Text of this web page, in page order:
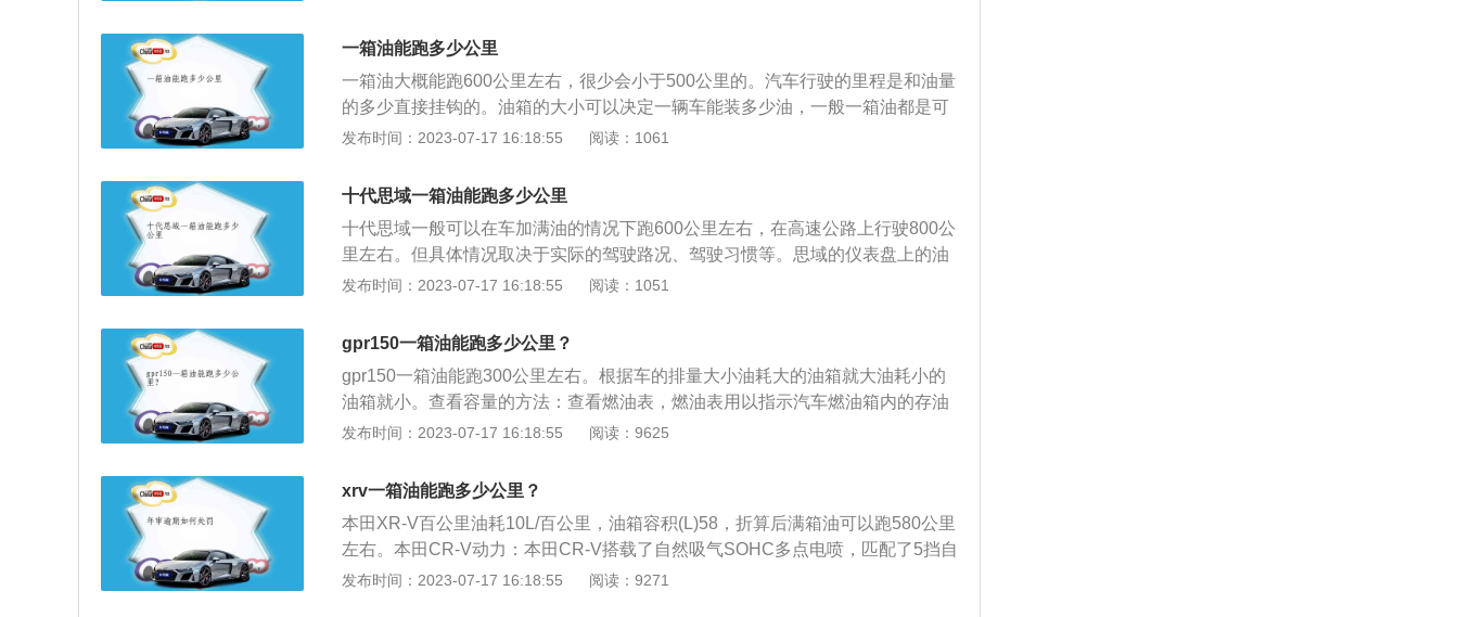
的乡村、城市，那波箱油就应该换得更勤一些。因为如果波箱油变脏，就会增加
阻力，从而增加汽车的油耗。
一箱油能跑多少公里
一箱油大概能跑600公里左右，很少会小于500公里的。汽车行驶的里程是和油量
的多少直接挂钩的。油箱的大小可以决定一辆车能装多少油，一般一箱油都是可
以行驶500公里以上的。看排量和道路，一般私家车排量1.6L，油箱容量在40-50
箱一般能300-400公里。如果跑郊区或高速的，基本上能跑600、700公里以上。
2、要看汽车运行的线路条件（曲线、坡度等），曲线半径小，损耗大，油耗就
会提高，能运行的公里数就要下降，同样，如果线路坡度大，或者是山区铁路，
频繁上坡下坡，油耗也会比在平原地区增加很多。
发布时间：2023-07-17 16:18:55 阅读：1061
十代思域一箱油能跑多少公里
十代思域一般可以在车加满油的情况下跑600公里左右，在高速公路上行驶800公
里左右。但具体情况取决于实际的驾驶路况、驾驶习惯等。思域的仪表盘上的油
灯亮，是在油箱的油低于10升以后，一般是在8升左右的时候。所以加满一箱油
车，第1次加油就去算油耗，那是算不准的，车子出厂只配4L汽油，运输过程中
还会用一些，还有就是没有过磨合期就计算油耗，也是错误的，新车油耗一般都
会高一些。外观方面，东风本田全新思域采用了本田家族全新的家族式设计，车
头中间一条宽大的镀铬装饰条与大灯连为一体，前大灯组边缘融合折线状的LED
日间行车灯，车侧采用了类似于溜背式的造型设计，相比现款车型动感时尚了不
上翘的扰流板，更加突显其运动气质。新车的长宽高尺寸分别为4649毫米/1800
毫米/1416毫米，轴距达到2700毫米。内饰方面，放眼望去就是浓浓的本田风，
黑色为主色调，银色作为点缀，整体简洁明了。新车采用了全液晶仪表，科技感
全新思域将拥有诸如ACC主动巡航系统、车道保持辅助系统、碰撞缓解制动系
发布时间：2023-07-17 16:18:55 阅读：1051
gpr150一箱油能跑多少公里？
gpr150一箱油能跑300公里左右。根据车的排量大小油耗大的油箱就大油耗小的
油箱就小。查看容量的方法：查看燃油表，燃油表用以指示汽车燃油箱内的存油
量。可以是指针，也可以是数字显示。燃油低油面报警装置的作用是在燃油箱内
一款车所能承装油量的能力，油箱容积决定行驶里程，对于两辆发动机完全相同
的汽车，油箱越大跑得越远。一般司机知道自己驾驶的车辆的油箱能装多少油，
不外乎从两个方面，一是车辆使用说明书标定的油箱容积，二是实际加油经验。
发布时间：2023-07-17 16:18:55 阅读：9625
xrv一箱油能跑多少公里？
本田XR-V百公里油耗10L/百公里，油箱容积(L)58，折算后满箱油可以跑580公里
左右。本田CR-V动力：本田CR-V搭载了自然吸气SOHC多点电喷，匹配了5挡自
动变速箱，最大功率转速(rpm)6500，最大扭矩转速(rpm)4300，最大马力(Ps)15
发布时间：2023-07-17 16:18:55 阅读：9271